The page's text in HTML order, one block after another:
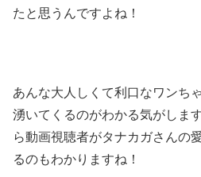
たと思うんですよね！
あんな大人しくて利口なワンち
湧いてくるのがわかる気がしま
ら動画視聴者がタナカガさんの
るのもわかりますね！